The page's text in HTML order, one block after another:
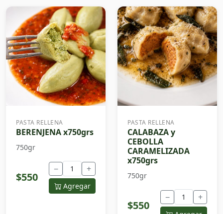
PASTA RELLENA
BERENJENA x750grs
750gr
$550
− +
Agregar
PASTA RELLENA
CALABAZA y
CEBOLLA
CARAMELIZADA
x750grs
750gr
$550
− +